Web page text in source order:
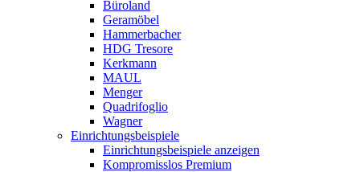
Büroland
Geramöbel
Hammerbacher
HDG Tresore
Kerkmann
MAUL
Menger
Quadrifoglio
Wagner
Einrichtungsbeispiele
Einrichtungsbeispiele anzeigen
Kompromisslos Premium